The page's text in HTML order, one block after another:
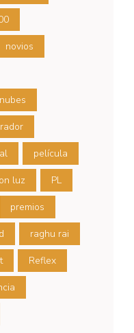
novios
nubes
película
luz PL
premios
raghu rai
Reflex